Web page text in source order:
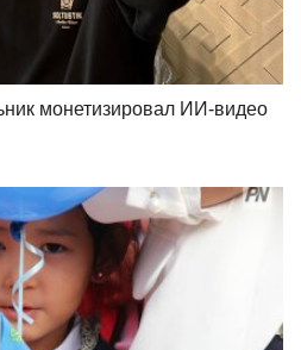
монетизировал ИИ-видео